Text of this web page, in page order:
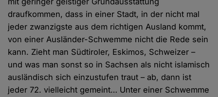
draufkommen, dass in einer Stadt, in der nicht mal
jeder zwanzigste aus dem richtigen Ausland kommt,
von einer Ausländer-Schwemme nicht die Rede sein
kann. Zieht man Südtiroler, Eskimos, Schweizer –
und was man sonst so in Sachsen als nicht islamisch
ausländisch sich einzustufen traut – ab, dann ist
jeder 72. vielleicht gemeint… Unter einer Schwemme